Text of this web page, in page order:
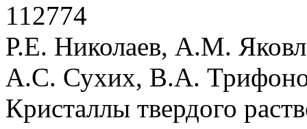
112774
Р.Е. Николаев, А.М.
А.С. Сухих, В.А.
Кристаллы твердого